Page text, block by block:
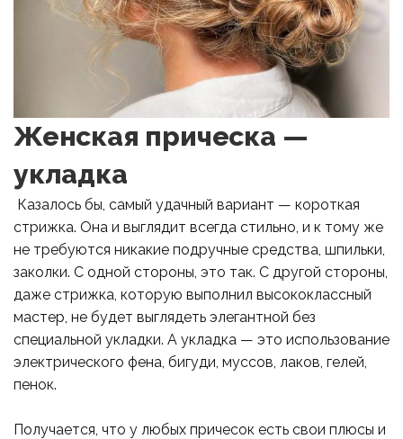
Женская прическа —
укладка
Казалось бы, самый удачный вариант — короткая
стрижка. Она и выглядит всегда стильно, и к тому же
не требуются никакие подручные средства, шпильки,
заколки. С одной стороны, это так. С другой стороны,
даже стрижка, которую выполнил высококлассный
мастер, не будет выглядеть элегантной без
специальной укладки. А укладка — это использование
электрического фена, бигуди, муссов, лаков, гелей,
пенок.
Получается, что у любых причесок есть свои плюсы и